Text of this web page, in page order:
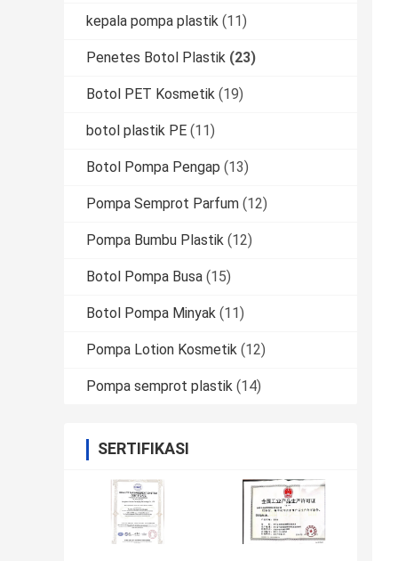
kepala pompa plastik (11)
Penetes Botol Plastik (23)
Botol PET Kosmetik (19)
botol plastik PE (11)
Botol Pompa Pengap (13)
Pompa Semprot Parfum (12)
Pompa Bumbu Plastik (12)
Botol Pompa Busa (15)
Botol Pompa Minyak (11)
Pompa Lotion Kosmetik (12)
Pompa semprot plastik (14)
SERTIFIKASI